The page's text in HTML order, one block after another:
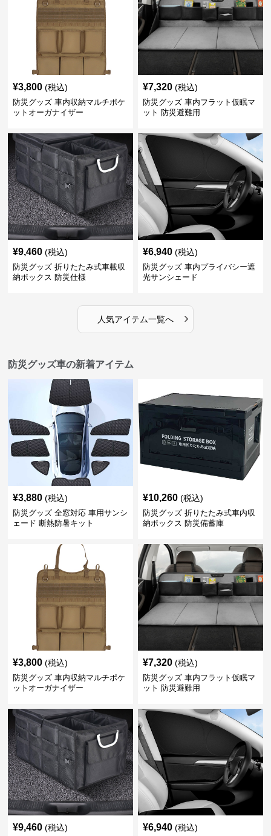
¥3,800 (税込)
防災グッズ 車内収納マルチポケ
ットオーガナイザー
¥7,320 (税込)
防災グッズ 車内フラット仮眠マ
ット 防災避難用
¥9,460 (税込)
防災グッズ 折りたたみ式車載収
納ボックス 防災仕様
¥6,940 (税込)
防災グッズ 車内プライバシー遮
光サンシェード
人気アイテム一覧へ ›
防災グッズ車の新着アイテム
¥3,880 (税込)
防災グッズ 全窓対応 車用サンシ
ェード 断熱防暑キット
¥10,260 (税込)
防災グッズ 折りたたみ式車内収
納ボックス 防災備蓄庫
¥3,800 (税込)
防災グッズ 車内収納マルチポケ
ットオーガナイザー
¥7,320 (税込)
防災グッズ 車内フラット仮眠マ
ット 防災避難用
¥9,460 (税込) ¥6,940 (税込)